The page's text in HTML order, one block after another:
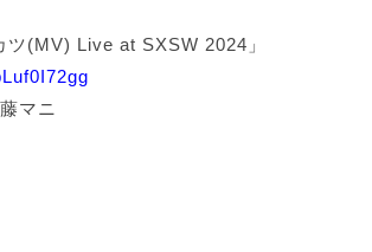
(MV) Live at SXSW 2024」
マニ